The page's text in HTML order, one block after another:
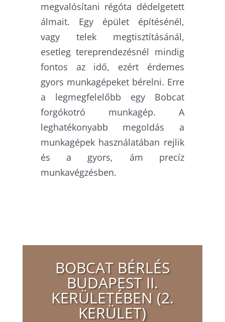
megvalósítani régóta dédelgetett
álmait. Egy épület építésénél,
vagy telek megtisztításánál,
esetleg tereprendezésnél mindig
fontos az idő, ezért érdemes
gyors munkagépeket bérelni. Erre
a legmegfelelőbb egy Bobcat
forgókotró munkagép. A
leghatékonyabb megoldás a
munkagépek használatában rejlik
és a gyors, ám precíz
munkavégzésben.
BOBCAT BÉRLÉS
BUDAPEST II.
KERÜLETÉBEN (2.
KERÜLET)